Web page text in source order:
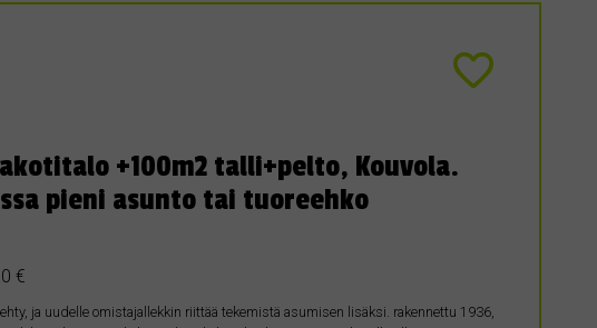
+100m2 talli+pelto, Kouvola.
pieni asunto tai tuoreehko
€
ja uudelle omistajallekkin riittää tekemistä asumisen lisäksi. rakennettu 1936,